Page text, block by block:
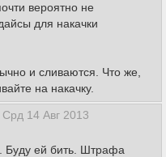
вероятно не
для накачки
и сливаются. Что же,
на накачку.
Срд 14 Авг 2013
Буду ей бить. Штрафа